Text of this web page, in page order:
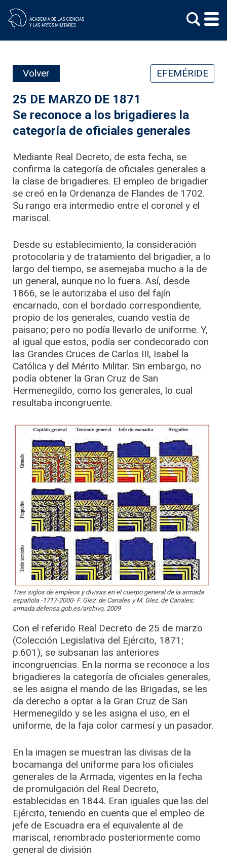
content
Volver EFEMÉRIDE
25 DE MARZO DE 1871
Se reconoce a los brigadieres la
categoría de oficiales generales
Mediante Real Decreto, de esta fecha, se
confirma la categoría de oficiales generales a
la clase de brigadieres. El empleo de brigadier
se creó en la Ordenanza de Flandes de 1702.
Su rango era intermedio entre el coronel y el
mariscal.
Desde su establecimiento, la consideración
protocolaria y de tratamiento del brigadier, a lo
largo del tiempo, se asemejaba mucho a la de
un general, aunque no lo fuera. Así, desde
1866, se le autorizaba el uso del fajín
encarnado, con el bordado correspondiente,
propio de los generales, cuando vestía de
paisano; pero no podía llevarlo de uniforme. Y,
al igual que estos, podía ser condecorado con
las Grandes Cruces de Carlos III, Isabel la
Católica y del Mérito Militar. Sin embargo, no
podía obtener la Gran Cruz de San
Hermenegildo, como los generales, lo cual
resultaba incongruente.
Tres siglos de empleos y divisas en el cuerpo general de la armada
española -1717-2000- F. Glez. de Canales y M. Glez. de Canales;
armada.defensa.gob.es/archivo, 2009
Con el referido Real Decreto de 25 de marzo
(Colección Legislativa del Ejército, 1871;
p.601), se subsanan las anteriores
incongruencias. En la norma se reconoce a los
brigadieres la categoría de oficiales generales,
se les asigna el mando de las Brigadas, se les
da derecho a optar a la Gran Cruz de San
Hermenegildo y se les asigna el uso, en el
uniforme, de la faja color carmesí y un pasador.
En la imagen se muestran las divisas de la
bocamanga del uniforme para los oficiales
generales de la Armada, vigentes en la fecha
de promulgación del Real Decreto,
establecidas en 1844. Eran iguales que las del
Ejército, teniendo en cuenta que el empleo de
jefe de Escuadra era el equivalente al de
mariscal, renombrado posteriormente como
general de división